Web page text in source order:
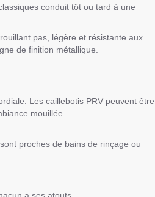
conduit tôt ou tard à une
pas, légère et résistante aux
de finition métallique.
Les caillebotis PRV peuvent être
mouillée.
proches de bains de rinçage ou